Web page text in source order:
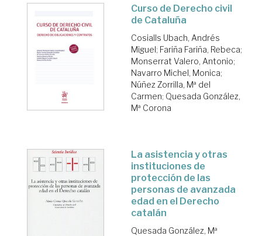
Curso de Derecho civil
de Cataluña
Cosialls Ubach, Andrés
Miguel; Fariña Fariña, Rebeca;
Monserrat Valero, Antonio;
Navarro Michel, Monica;
Núñez Zorrilla, Mª del
Carmen; Quesada González,
Mª Corona
La asistencia y otras
instituciones de
protección de las
personas de avanzada
edad en el Derecho
catalán
Quesada González, Mª